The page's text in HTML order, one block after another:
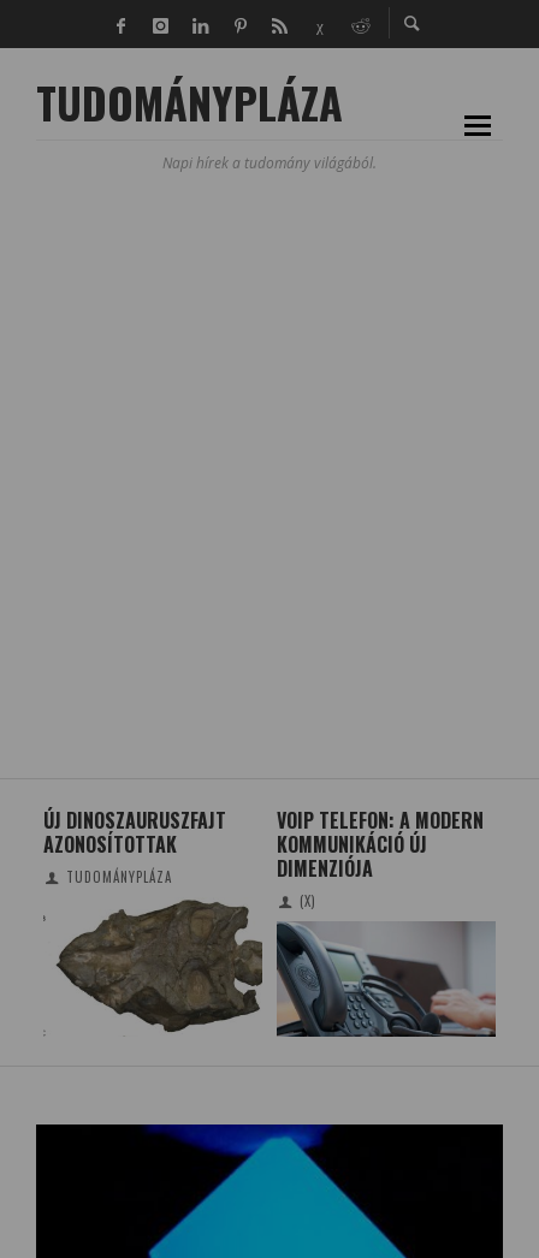
TUDOMÁNYPLÁZA
Napi hírek a tudomány világából.
ÚJ DINOSZAURUSZFAJT
AZONOSÍTOTTAK
TUDOMÁNYPLÁZA
VOIP TELEFON: A MODERN
KOMMUNIKÁCIÓ ÚJ
DIMENZIÓJA
(X)